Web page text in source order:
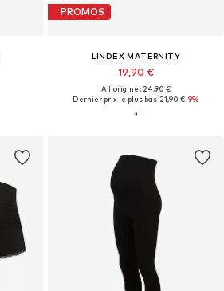
PROMOS
LINDEX MATERNITY
19,90 €
À l'origine : 24,90 €
Dernier prix le plus bas :21,90 €-9%